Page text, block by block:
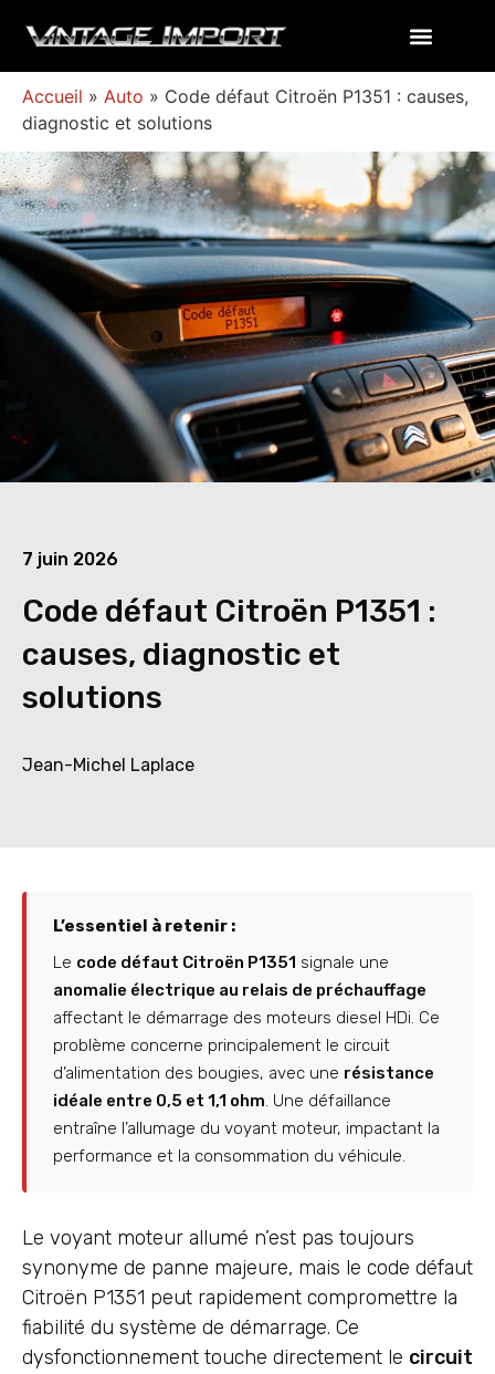
Accueil » Auto » Code défaut Citroën P1351 : causes,
diagnostic et solutions
7 juin 2026
Code défaut Citroën P1351 :
causes, diagnostic et
solutions
Jean-Michel Laplace
L’essentiel à retenir :
Le code défaut Citroën P1351 signale une
anomalie électrique au relais de préchauffage
affectant le démarrage des moteurs diesel HDi. Ce
problème concerne principalement le circuit
d’alimentation des bougies, avec une résistance
idéale entre 0,5 et 1,1 ohm. Une défaillance
entraîne l’allumage du voyant moteur, impactant la
performance et la consommation du véhicule.
Le voyant moteur allumé n’est pas toujours
synonyme de panne majeure, mais le code défaut
Citroën P1351 peut rapidement compromettre la
fiabilité du système de démarrage. Ce
dysfonctionnement touche directement le circuit